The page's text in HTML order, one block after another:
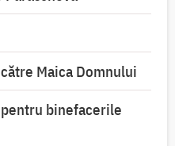
Maica Domnului
binefacerile